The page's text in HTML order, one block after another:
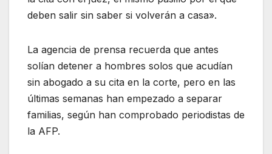
deben salir sin saber si volverán a casa».
La agencia de prensa recuerda que antes
solían detener a hombres solos que acudían
sin abogado a su cita en la corte, pero en las
últimas semanas han empezado a separar
familias, según han comprobado periodistas de
la AFP.